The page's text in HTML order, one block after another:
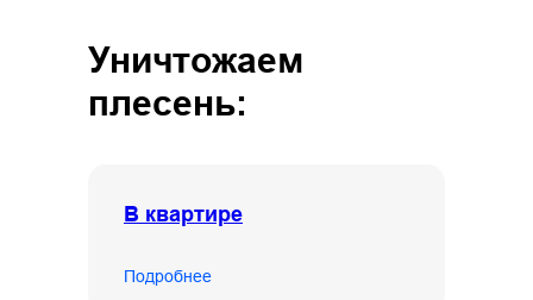
Уничтожаем
плесень:
В квартире
Подробнее